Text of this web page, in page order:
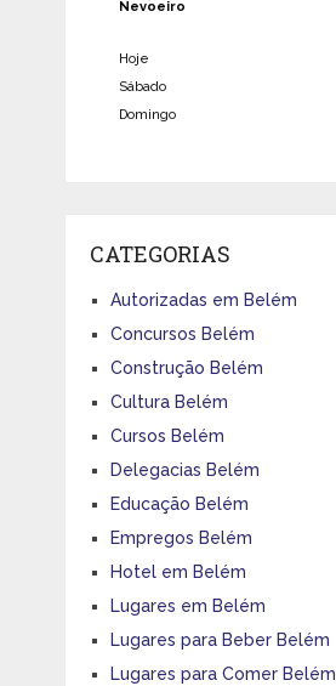
Nevoeiro
Hoje
Sábado
Domingo
CATEGORIAS
Autorizadas em Belém
Concursos Belém
Construção Belém
Cultura Belém
Cursos Belém
Delegacias Belém
Educação Belém
Empregos Belém
Hotel em Belém
Lugares em Belém
Lugares para Beber Belém
Lugares para Comer Belém